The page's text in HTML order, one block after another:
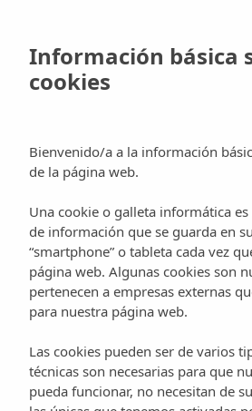
main
content
Blog Cultura
Ibiza , es considerada en verano
nocturno y las últimas
próximos días1, 2 y 3 de julio
Información básica
cookies
Bienvenido/a a la información
de la página web.
Una cookie o galleta informática
de información que se guarda en
“smartphone” o tableta cada vez
página web. Algunas cookies son
pertenecen a empresas externas
para nuestra página web.
Las cookies pueden ser de varios
técnicas son necesarias para que
pueda funcionar, no necesitan de